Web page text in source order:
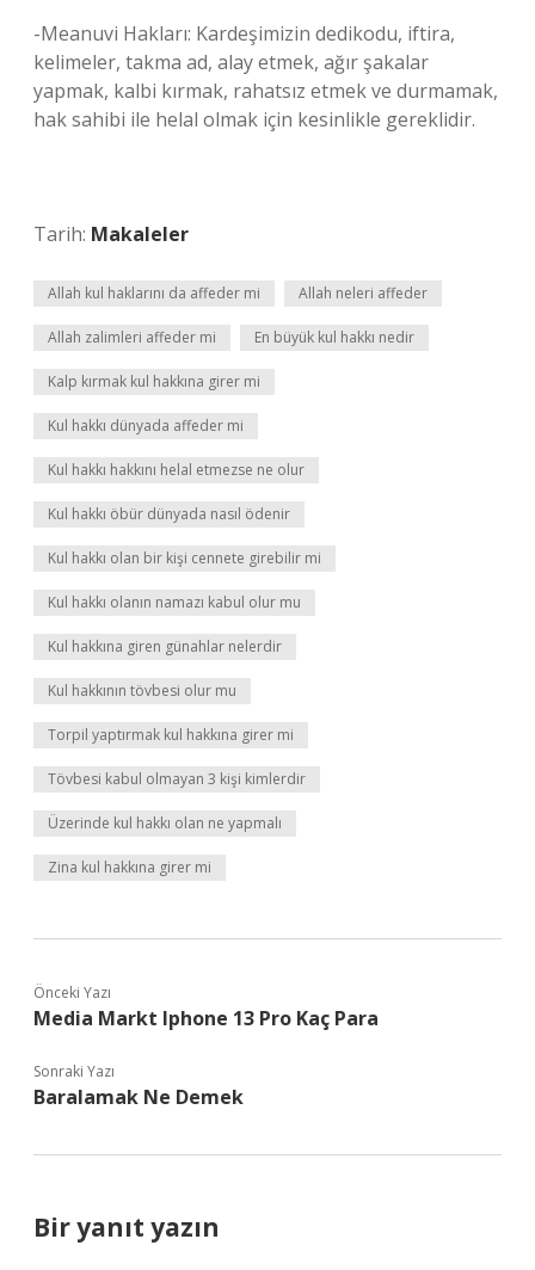
-Meanuvi Hakları: Kardeşimizin dedikodu, iftira,
kelimeler, takma ad, alay etmek, ağır şakalar
yapmak, kalbi kırmak, rahatsız etmek ve durmamak,
hak sahibi ile helal olmak için kesinlikle gereklidir.
Tarih: Makaleler
Allah kul haklarını da affeder mi Allah neleri affeder
Allah zalimleri affeder mi En büyük kul hakkı nedir
Kalp kırmak kul hakkına girer mi
Kul hakkı dünyada affeder mi
Kul hakkı hakkını helal etmezse ne olur
Kul hakkı öbür dünyada nasıl ödenir
Kul hakkı olan bir kişi cennete girebilir mi
Kul hakkı olanın namazı kabul olur mu
Kul hakkına giren günahlar nelerdir
Kul hakkının tövbesi olur mu
Torpil yaptırmak kul hakkına girer mi
Tövbesi kabul olmayan 3 kişi kimlerdir
Üzerinde kul hakkı olan ne yapmalı
Zina kul hakkına girer mi
Önceki Yazı
Media Markt Iphone 13 Pro Kaç Para
Sonraki Yazı
Baralamak Ne Demek
Bir yanıt yazın